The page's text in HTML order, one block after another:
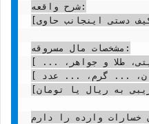
شرح واقعه:
مشخصات مال مسروقه:
طلا و جواهر، ... ]
... گرم، ... عدد ]
به ریال یا تومان]
و جبران خسارات وارده را دارم.